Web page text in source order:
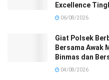
Excellence
06/08/2026
Giat Polsek
Bersama Awak
Binmas dan
04/08/2026